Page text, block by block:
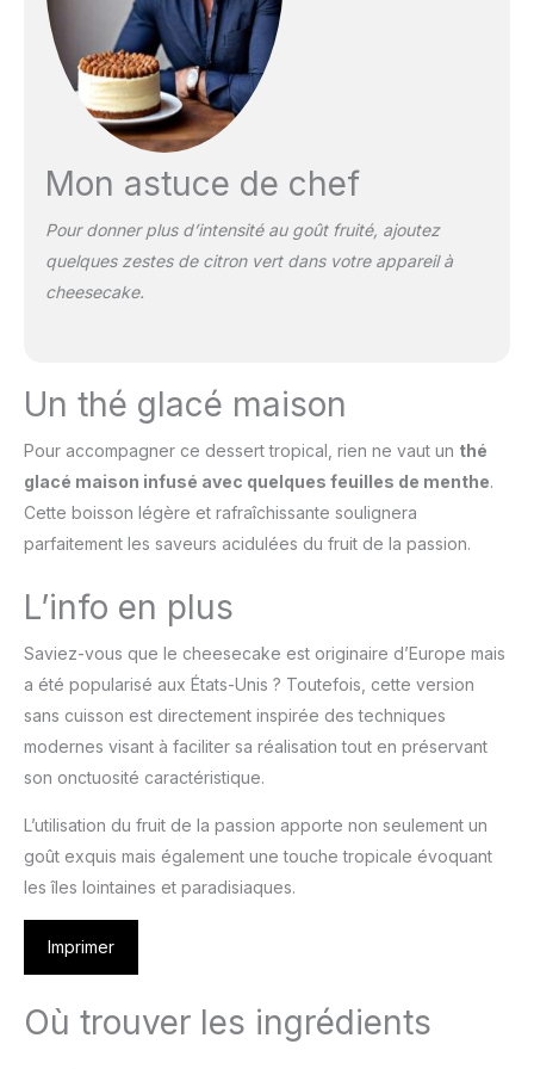
Mon astuce de chef
Pour donner plus d’intensité au goût fruité, ajoutez
quelques zestes de citron vert dans votre appareil à
cheesecake.
Un thé glacé maison
Pour accompagner ce dessert tropical, rien ne vaut un thé
glacé maison infusé avec quelques feuilles de menthe.
Cette boisson légère et rafraîchissante soulignera
parfaitement les saveurs acidulées du fruit de la passion.
L’info en plus
Saviez-vous que le cheesecake est originaire d’Europe mais
a été popularisé aux États-Unis ? Toutefois, cette version
sans cuisson est directement inspirée des techniques
modernes visant à faciliter sa réalisation tout en préservant
son onctuosité caractéristique.
L’utilisation du fruit de la passion apporte non seulement un
goût exquis mais également une touche tropicale évoquant
les îles lointaines et paradisiaques.
Imprimer
Où trouver les ingrédients